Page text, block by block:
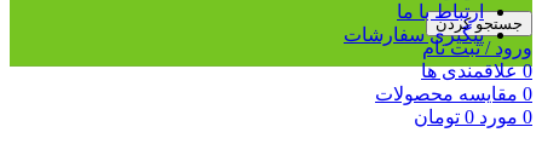
جستجو کردن
ورود / ثبت نام
0 علاقمندی ها
0 مقایسه محصولات
0 مورد 0 تومان
ارتباط با ما
پیگیری سفارشات